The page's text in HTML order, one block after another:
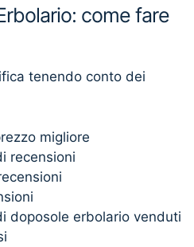
come fare
tenendo conto dei
migliore
recensioni
doposole erbolario venduti